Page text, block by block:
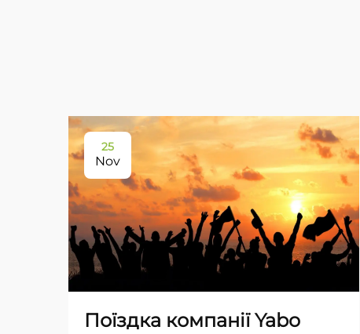
25
Nov
Поїздка компанії Yabo